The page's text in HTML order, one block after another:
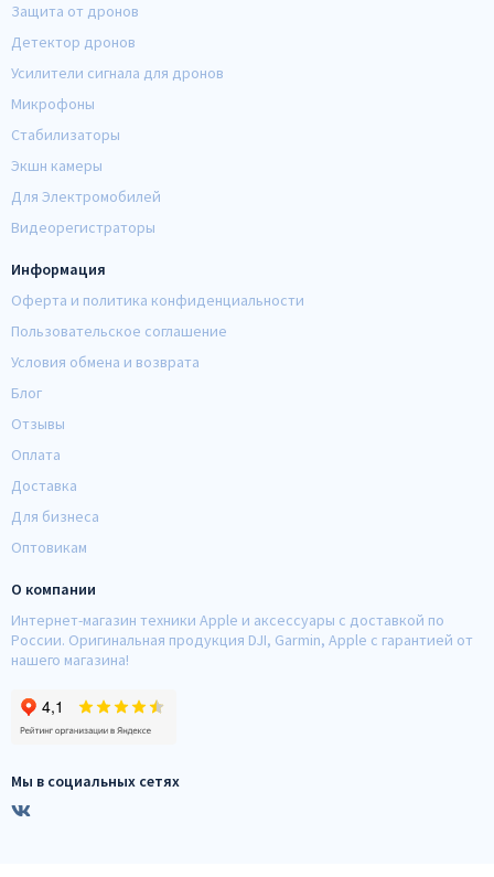
Защита от дронов
Детектор дронов
Усилители сигнала для дронов
Микрофоны
Стабилизаторы
Экшн камеры
Для Электромобилей
Видеорегистраторы
Информация
Оферта и политика конфиденциальности
Пользовательское соглашение
Условия обмена и возврата
Блог
Отзывы
Оплата
Доставка
Для бизнеса
Оптовикам
О компании
Интернет-магазин техники Apple и аксессуары с доставкой по
России. Оригинальная продукция DJI, Garmin, Apple с гарантией от
нашего магазина!
Мы в социальных сетях